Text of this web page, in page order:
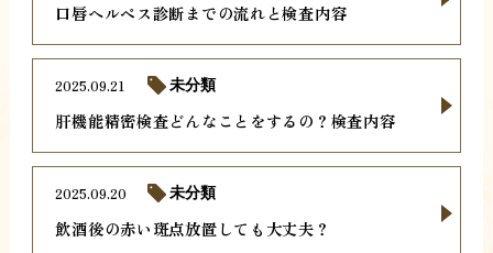
口唇ヘルペス診断までの流れと検査内容
肝機能精密検査どんなことをするの？検査内容
2025.09.21 未分類
飲酒後の赤い斑点放置しても大丈夫？
2025.09.20 未分類